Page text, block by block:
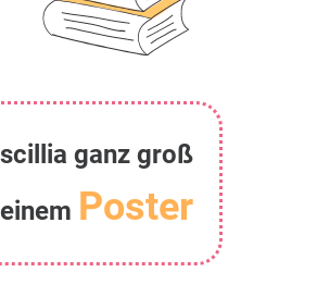
ganz groß
Poster